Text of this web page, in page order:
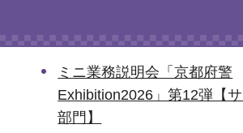
ミニ業務説明会「京都府警
Exhibition2026」第12弾【
部門】